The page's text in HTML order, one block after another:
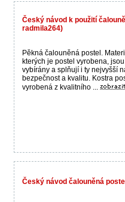
Český návod k použití
radmila264)
Pěkná čalouněná postel.
kterých je postel vyrobena,
vybírány a splňují i ty nejvyšší
bezpečnost a kvalitu. Kostra
vyrobená z kvalitního ...
Český návod čalouněná